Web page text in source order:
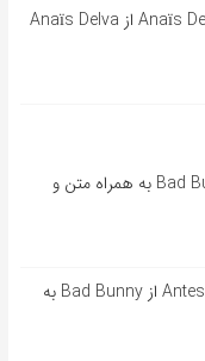
آهنگ فرانسوی Anaïs Delva Et je danse از Anaïs Delva
آهنگ اسپانیایی Andrea از Bad Bunny به همراه متن و
آهنگ اسپانیایی Antes que se acabe از Bad Bunny به